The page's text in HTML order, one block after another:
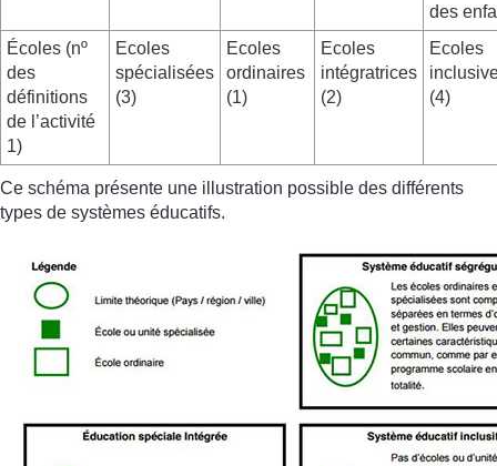
des
Écoles (nº
des
définitions
de l’activité
1)
Ecoles
spécialisées
(3)
Ecoles
ordinaires
(1)
Ecoles
intégratrices
(2)
Ecoles
(4)
Ce schéma présente une illustration possible des différents
types de systèmes éducatifs.